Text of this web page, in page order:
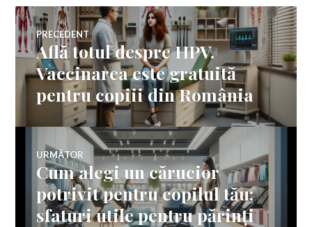
Navigare
în
articole
PRECEDENT
Articolul
anterior:
Află totul despre HPV.
Vaccinarea este gratuită
pentru copiii din România
URMĂTOR
Articolul
următor:
Cum alegi un cărucior
potrivit pentru copilul tău:
sfaturi utile pentru părinți